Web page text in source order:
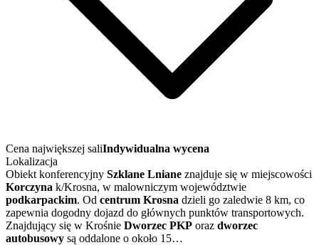
Cena największej saliIndywidualna wycena
Lokalizacja
Obiekt konferencyjny Szklane Lniane znajduje się w miejscowości
Korczyna k/Krosna, w malowniczym województwie
podkarpackim. Od centrum Krosna dzieli go zaledwie 8 km, co
zapewnia dogodny dojazd do głównych punktów transportowych.
Znajdujący się w Krośnie Dworzec PKP oraz dworzec
autobusowy są oddalone o około 15…